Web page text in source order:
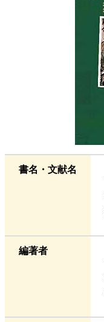
書名・文献名
編著者